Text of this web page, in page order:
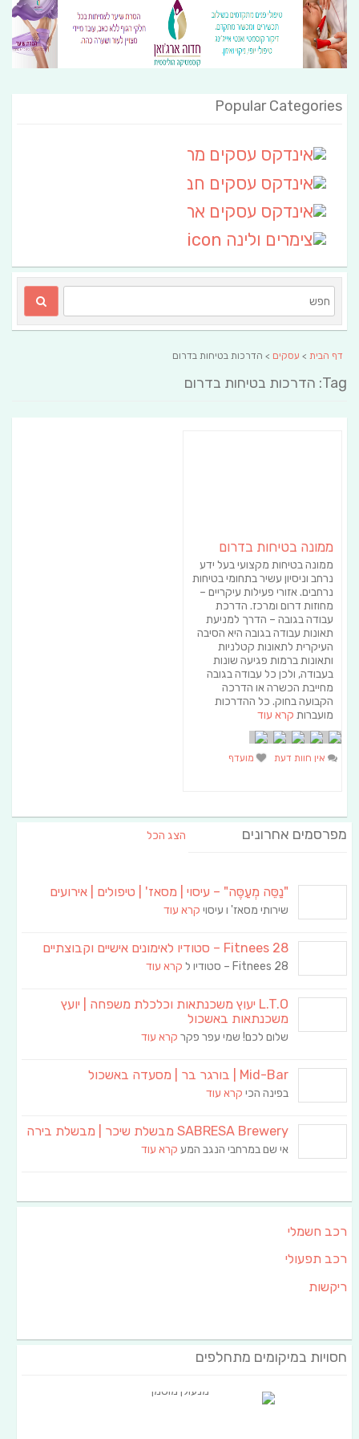
Popular Categories
דף הבית > עסקים > הדרכות בטיחות בדרום
Tag: הדרכות בטיחות בדרום
ממונה בטיחות בדרום
ממונה בטיחות מקצועי בעל ידע
נרחב וניסיון עשיר בתחומי בטיחות
נרחבים. אזורי פעילות עיקריים –
מחוזות דרום ומרכז. הדרכת
עבודה בגובה – הדרך למניעת
תאונות עבודה בגובה היא הסיבה
העיקרית לתאונות קטלניות
ותאונות ברמות פגיעה שונות
בעבודה, ולכן כל עבודה בגובה
מחייבת הכשרה או הדרכה
הקבועה בחוק. כל ההדרכות
מועברות קרא עוד
אין חוות דעת מועדף
מפרסמים אחרונים הצג הכל
"נַסֵּה מְעַסֶּה" – עיסוי | מסאז' | טיפולים | אירועים
שירותי מסאז' ו עיסוי קרא עוד
Fitnees 28 – סטודיו לאימונים אישיים וקבוצתיים
Fitnees 28 – סטודיו ל קרא עוד
L.T.O יעוץ משכנתאות וכלכלת משפחה | יועץ
משכנתאות באשכול
שלום לכם! שמי עפר פקר קרא עוד
Mid-Bar | בורגר בר | מסעדה באשכול
בפינה הכי קרא עוד
SABRESA Brewery מבשלת שיכר | מבשלת בירה
אי שם במרחבי הנגב המע קרא עוד
רכב חשמלי
רכב תפעולי
ריקשות
חסויות במיקומים מתחלפים